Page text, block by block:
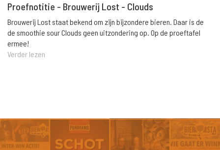
Proefnotitie - Brouwerij Lost - Clouds
Brouwerij Lost staat bekend om zijn bijzondere bieren. Daar is de
de smoothie sour Clouds geen uitzondering op. Op de proeftafel
ermee!
Verder lezen